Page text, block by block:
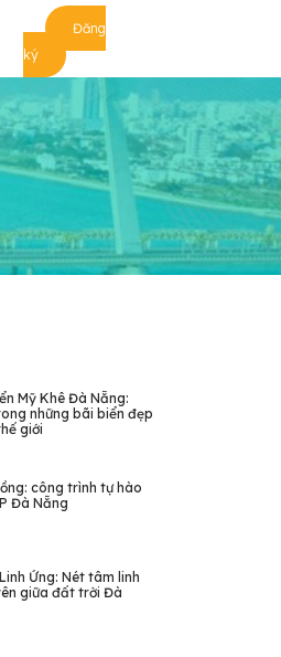
Đăng
ký
Mỹ Khê Đà Nẵng:
những bãi biển đẹp
giới
công trình tự hào
Đà Nẵng
Ứng: Nét tâm linh
giữa đất trời Đà